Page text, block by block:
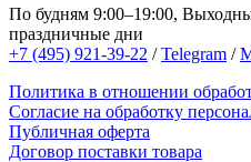
По будням 9:00–19:00,
праздничные дни
+7 (495) 921-39-22 /Telegram /
Политика в отношении
Согласие на обработку
Публичная оферта
Договор поставки товара